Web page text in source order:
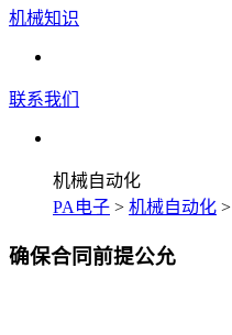
机械知识
联系我们
机械自动化
PA电子 > 机械自动化 >
确保合同前提公允